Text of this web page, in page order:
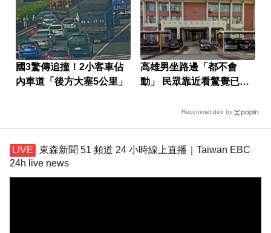
國3驚傳追撞！2小客車佔
內車道「後方大塞5公里」
高雄男坐路邊「都不會
動」 民眾靠近看驚覺已死
Recommended by
東森新聞 51 頻道 24 小時線上直播｜Taiwan EBC
24h live news